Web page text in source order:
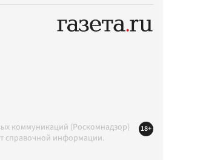
коммуникаций (Роскомнадзор)
справочной информации.
18+